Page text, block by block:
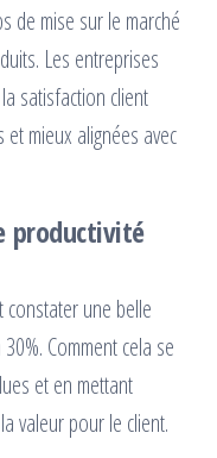
de mise sur le marché
Les entreprises
satisfaction client
mieux alignées avec
productivité
constater une belle
Comment cela se
et en mettant
valeur pour le client.